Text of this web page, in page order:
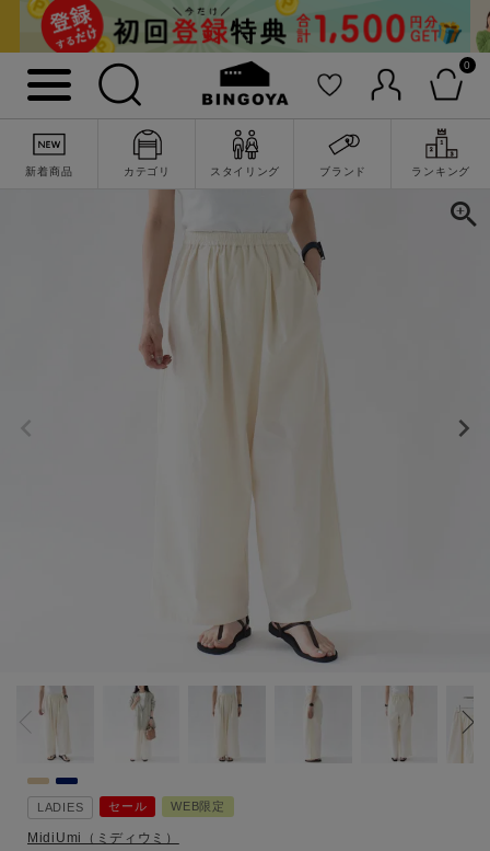
0
新着商品 カテゴリ スタイリング ブランド ランキング
LADIES セール WEB限定
MidiUmi（ミディウミ）